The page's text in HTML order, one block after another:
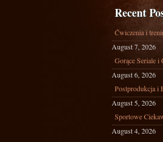
Recent
Ćwiczenia i
August 7, 2026
Gorące Seriale
August 6, 2026
Postprodukcja i
August 5, 2026
Sportowe
August 4, 2026